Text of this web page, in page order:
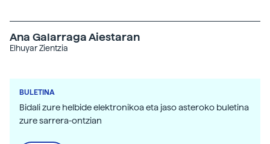
Ana Galarraga Aiestaran
Elhuyar Zientzia
BULETINA
Bidali zure helbide elektronikoa eta jaso asteroko buletina
zure sarrera-ontzian